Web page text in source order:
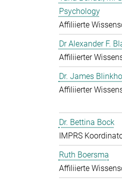
Psychology
Affiliierte
Dr Alexander F.
Affiliierter
Dr. James
Affiliierter
Dr. Bettina Bock
IMPRS
Ruth Boersma
Affiliierte